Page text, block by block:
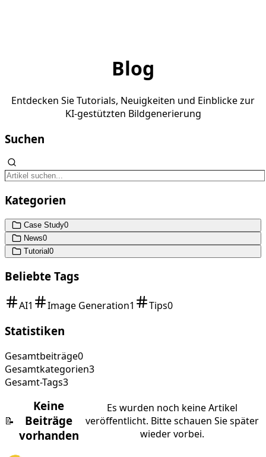
Blog
Entdecken Sie Tutorials, Neuigkeiten und Einblicke zur
KI-gestützten Bildgenerierung
Suchen
Kategorien
Case Study0
News0
Tutorial0
Beliebte Tags
AI1 Image Generation1 Tips0
Statistiken
Gesamtbeiträge0
Gesamtkategorien3
Gesamt-Tags3
📝
Keine
Beiträge
vorhanden
Es wurden noch keine Artikel
veröffentlicht. Bitte schauen Sie später
wieder vorbei.